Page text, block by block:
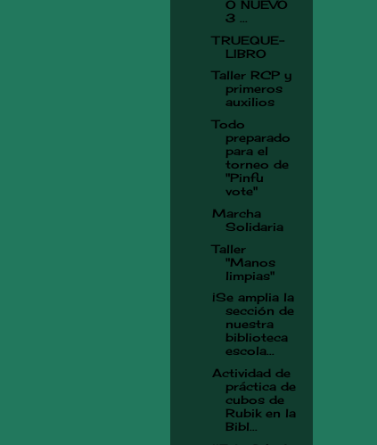
O NUEVO
3 ...
TRUEQUE-
LIBRO
Taller RCP y
primeros
auxilios
Todo
preparado
para el
torneo de
"Pinfu
vote"
Marcha
Solidaria
Taller
"Manos
limpias"
¡Se amplia la
sección de
nuestra
biblioteca
escola...
Actividad de
práctica de
cubos de
Rubik en la
Bibl...